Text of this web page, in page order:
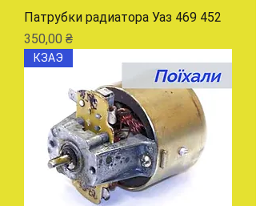
Патрубки радиатора Уаз 469 452
Цена
350,00 ₴
КЗАЭ